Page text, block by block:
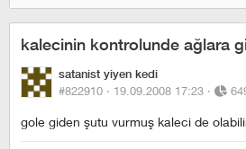
kalecinin kontrolunde ağlara
satanist yiyen kedi
#822910 · 19.09.2008 17:23 ·
gole giden şutu vurmuş kaleci de